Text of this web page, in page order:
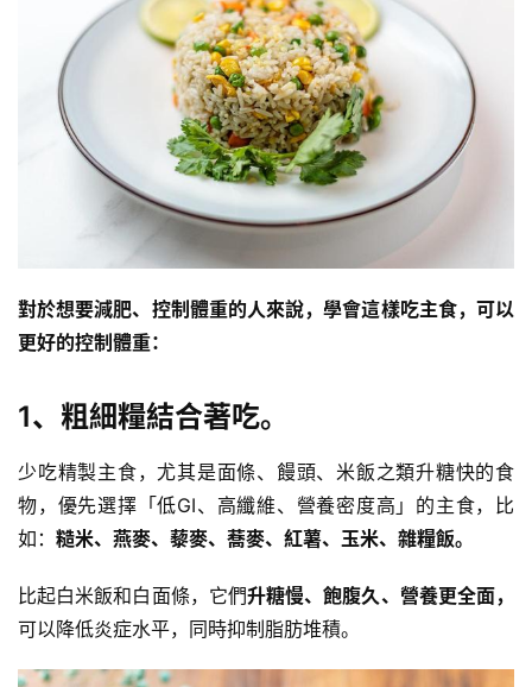
增
肌
劃
瑜
伽
身
視
頻
對於想要減肥、控制體重的人來說，學會這樣吃主食，可以
更好的控制體重：
1、粗細糧結合著吃。
少吃精製主食，尤其是面條、饅頭、米飯之類升糖快的食
物，優先選擇「低GI、高纖維、營養密度高」的主食，比
如： 糙米、燕麥、 藜麥、 蕎麥、紅薯、玉米、 雜糧飯。
比起白米飯和白面條，它們升糖慢、飽腹久、營養更全面，
可以降低炎症水平，同時抑制脂肪堆積。